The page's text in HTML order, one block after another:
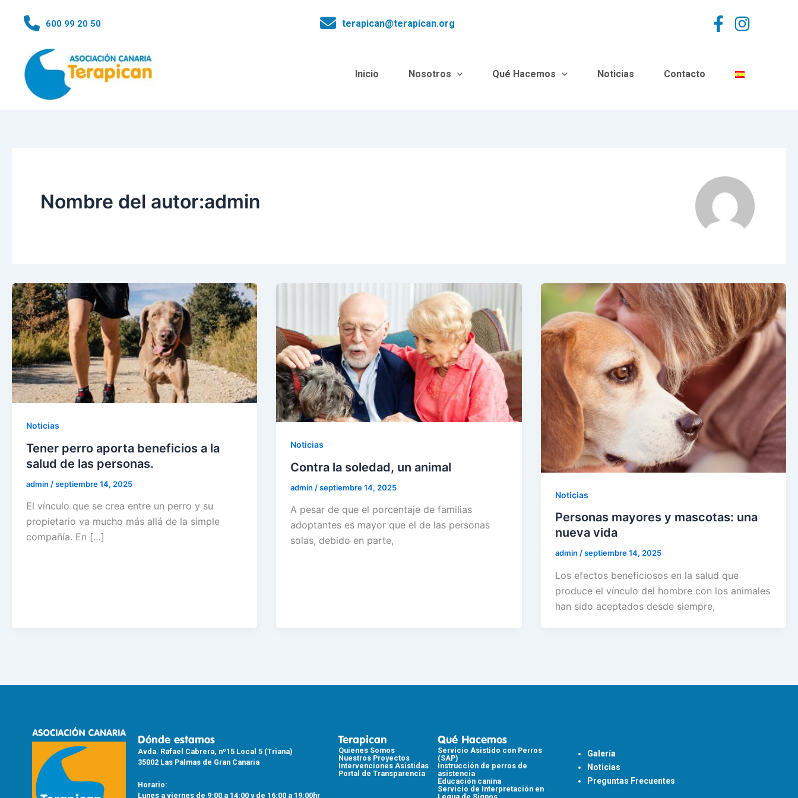
600 99 20 50 terapican@terapican.org
Inicio Nosotros Qué Hacemos Noticias Contacto
Nombre del autor:admin
Noticias
Tener perro aporta beneficios a la
salud de las personas.
admin /septiembre 14, 2025
El vínculo que se crea entre un perro y su
propietario va mucho más allá de la simple
compañía. En […]
Noticias
Contra la soledad, un animal
admin /septiembre 14, 2025
A pesar de que el porcentaje de familias
adoptantes es mayor que el de las personas
solas, debido en parte,
Noticias
Personas mayores y mascotas: una
nueva vida
admin /septiembre 14, 2025
Los efectos beneficiosos en la salud que
produce el vínculo del hombre con los animales
han sido aceptados desde siempre,
Dónde estamos
Avda. Rafael Cabrera, nº15 Local 5 (Triana)
35002 Las Palmas de Gran Canaria
Horario:
Lunes a viernes de 9:00 a 14:00 y de 16:00 a 19:00hr
Terapican
Quienes Somos
Nuestros Proyectos
Intervenciones Asistidas
Portal de Transparencia
Qué Hacemos
Servicio Asistido con Perros
(SAP)
Instrucción de perros de
asistencia
Educación canina
Servicio de Interpretación en
Galería
Noticias
Preguntas Frecuentes